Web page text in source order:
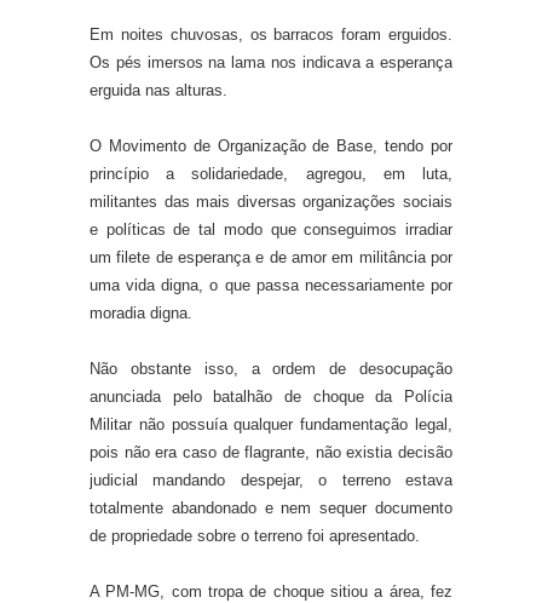
Em noites chuvosas, os barracos foram erguidos.
Os pés imersos na lama nos indicava a esperança
erguida nas alturas.
O Movimento de Organização de Base, tendo por
princípio a solidariedade, agregou, em luta,
militantes das mais diversas organizações sociais
e políticas de tal modo que conseguimos irradiar
um filete de esperança e de amor em militância por
uma vida digna, o que passa necessariamente por
moradia digna.
Não obstante isso, a ordem de desocupação
anunciada pelo batalhão de choque da Polícia
Militar não possuía qualquer fundamentação legal,
pois não era caso de flagrante, não existia decisão
judicial mandando despejar, o terreno estava
totalmente abandonado e nem sequer documento
de propriedade sobre o terreno foi apresentado.
A PM-MG, com tropa de choque sitiou a área, fez